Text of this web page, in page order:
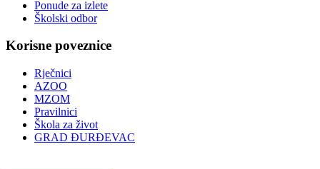
Ponude za izlete
Školski odbor
Korisne poveznice
Rječnici
AZOO
MZOM
Pravilnici
Škola za život
GRAD ĐURĐEVAC